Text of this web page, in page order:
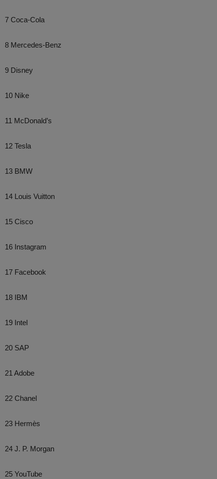
7 Coca-Cola
8 Mercedes-Benz
9 Disney
10 Nike
11 McDonald’s
12 Tesla
13 BMW
14 Louis Vuitton
15 Cisco
16 Instagram
17 Facebook
18 IBM
19 Intel
20 SAP
21 Adobe
22 Chanel
23 Hermès
24 J. P. Morgan
25 YouTube